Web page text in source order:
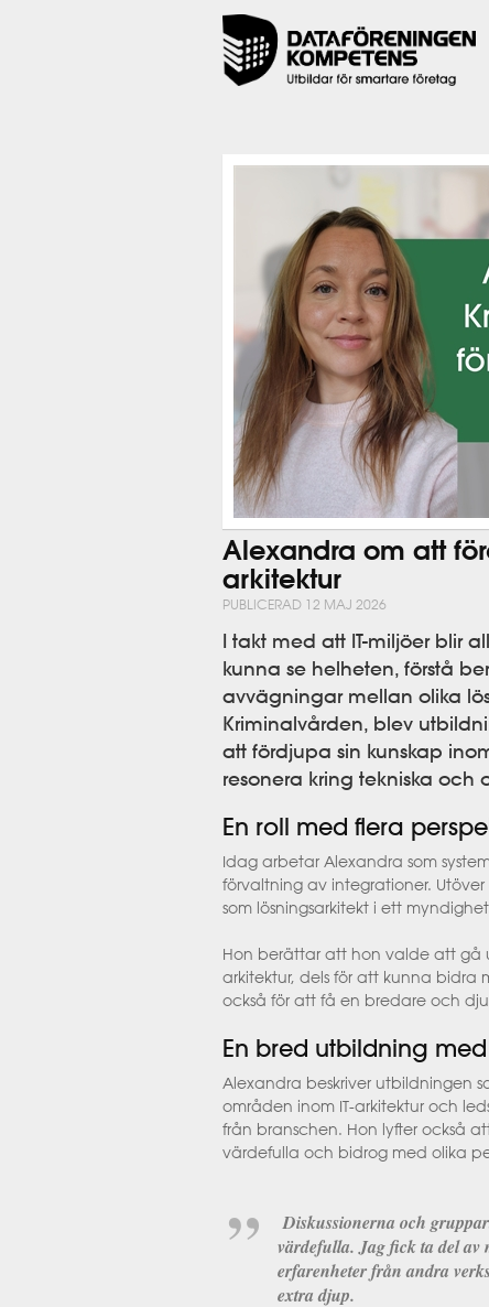
Alexandra om att
arkitektur
PUBLICERAD 12 MAJ 2026
I takt med att IT-miljöer blir
kunna se helheten, förstå
avvägningar mellan olika
Kriminalvården, blev
att fördjupa sin kunskap
resonera kring tekniska och
En roll med flera
Idag arbetar Alexandra som
förvaltning av integrationer.
som lösningsarkitekt i ett
Hon berättar att hon valde att gå
arkitektur, dels för att kunna bidra
också för att få en bredare och
En bred utbildning
Alexandra beskriver utbildningen
områden inom IT-arkitektur och
från branschen. Hon lyfter också
värdefulla och bidrog med olika
Diskussionerna och
värdefulla. Jag fick ta del av
erfarenheter från andra
extra djup.